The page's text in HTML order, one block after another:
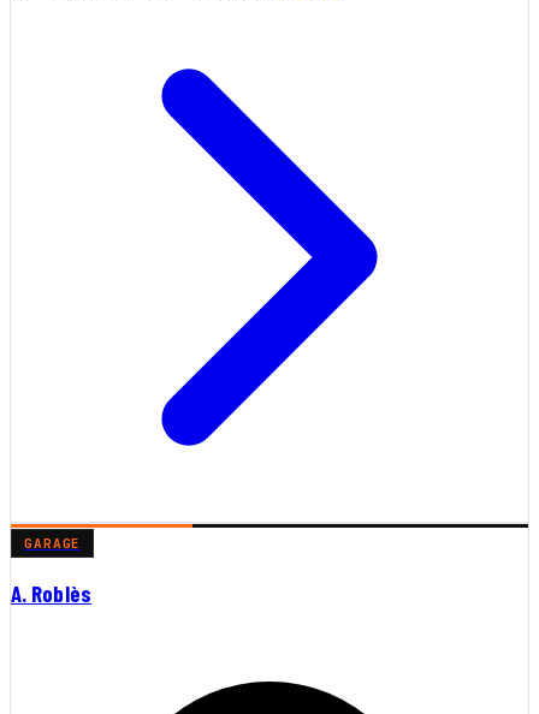
GARAGE
A. Roblès